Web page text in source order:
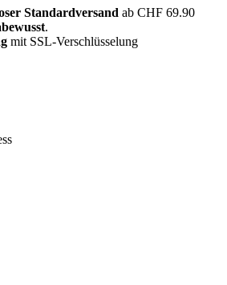
Standardversand ab CHF 69.90
.
mit SSL-Verschlüsselung